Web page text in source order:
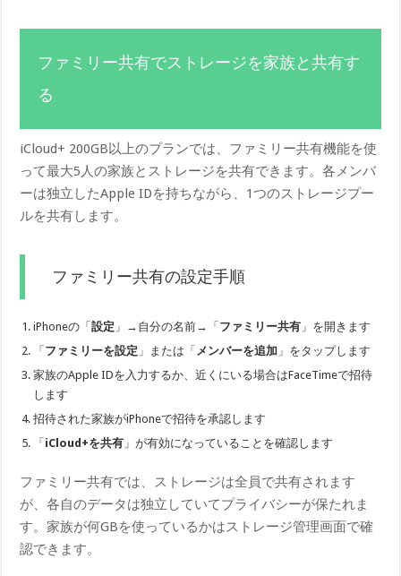
ファミリー共有でストレージを家族と共有す
る
iCloud+ 200GB以上のプランでは、ファミリー共有機能を使
って最大5人の家族とストレージを共有できます。各メンバ
ーは独立したApple IDを持ちながら、1つのストレージプー
ルを共有します。
ファミリー共有の設定手順
iPhoneの「設定 」→自分の名前→「ファミリー共有 」を開きます
「ファミリーを設定 」または「 メンバーを追加 」をタップします
家族のApple IDを入力するか、近くにいる場合はFaceTimeで招待
します
招待された家族がiPhoneで招待を承認します
「iCloud+を共有 」が有効になっていることを確認します
ファミリー共有では、ストレージは全員で共有されます
が、各自のデータは独立していてプライバシーが保たれま
す。家族が何GBを使っているかはストレージ管理画面で確
認できます。